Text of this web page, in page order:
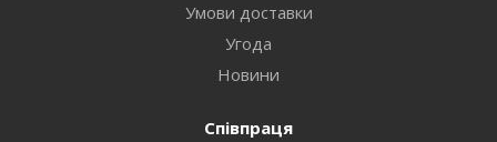
Умови доставки
Угода
Новини
Співпраця